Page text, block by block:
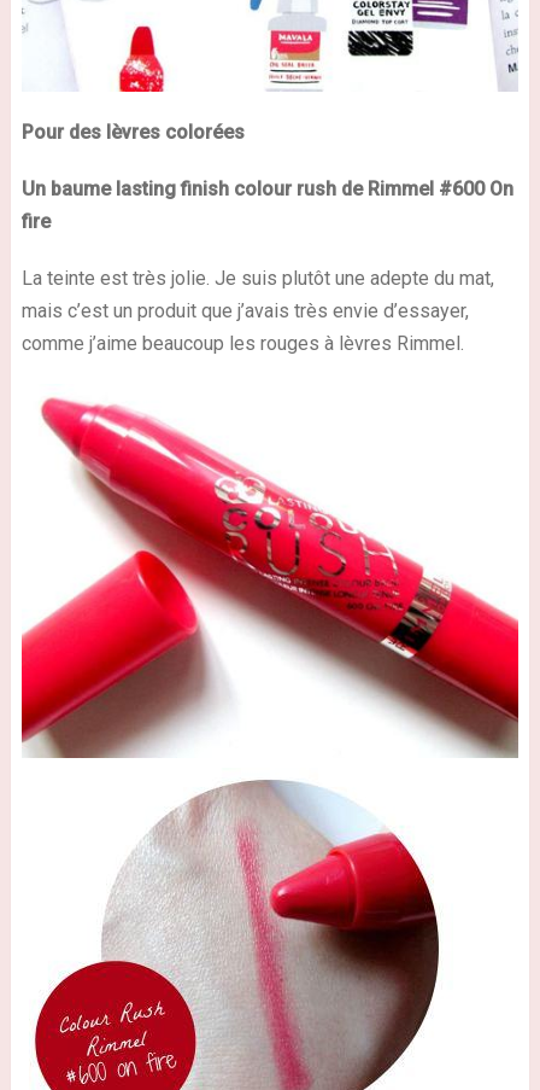
Pour des lèvres colorées
Un baume lasting finish colour rushde Rimmel #600 On
fire
La teinte est très jolie. Je suis plutôt une adepte du mat,
mais c’est un produit que j’avais très envie d’essayer,
comme j’aime beaucoup les rouges à lèvres Rimmel.